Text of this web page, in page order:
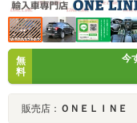
無
料
今
販売店： ＯＮＥＬＩＮＥ